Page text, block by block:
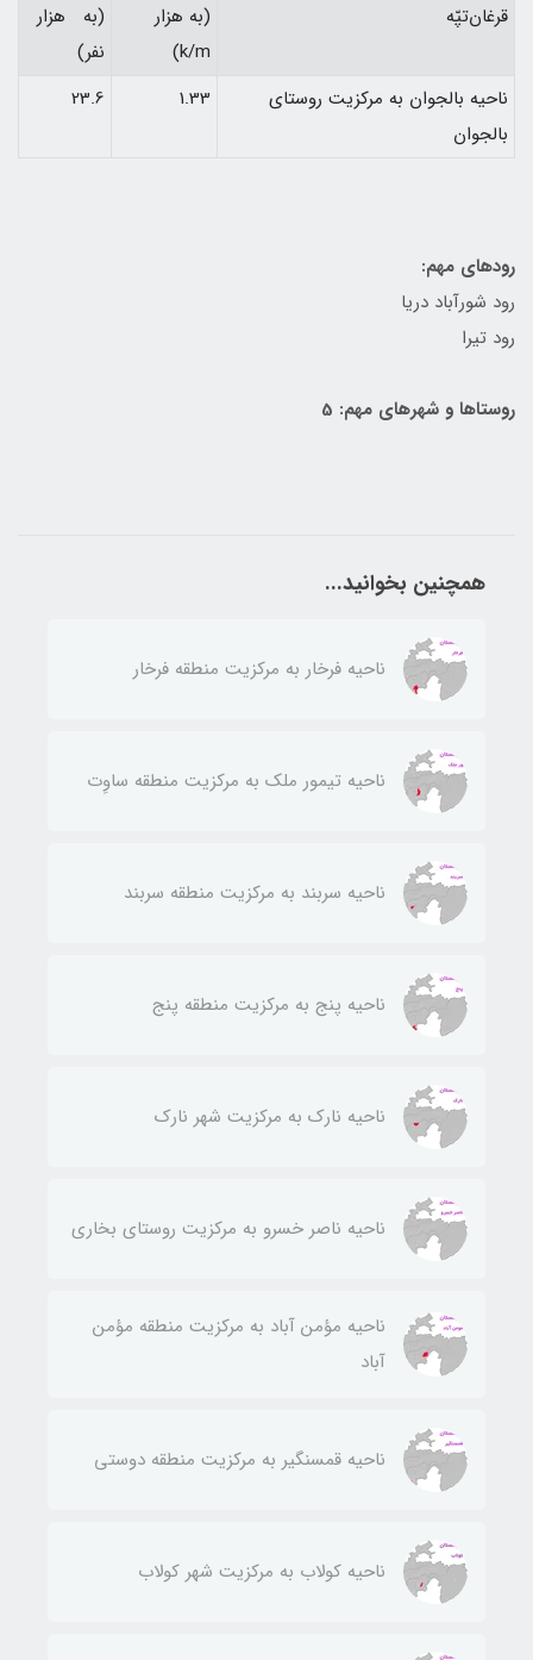
قرغان‌تپّه
(به هزار
k/m)
(به هزار
نفر)
ناحيه بالجوان به مركزيت روستای
بالجوان
1.33
23.6
رودهای مهم:
رود شورآباد دريا
رود تيرا
روستاها و شهرهای مهم: 5
همچنین بخوانید...
ناحيه فرخار به مركزيت منطقه فرخار
ناحيه تيمور ملك به مركزيت منطقه ساوِت
ناحيه سربند به مركزيت منطقه سربند
ناحيه پنج به مركزيت منطقه پنج
ناحيه نارك به مركزيت شهر نارك
ناحيه ناصر خسرو به مركزيت روستای بخاری
ناحيه مؤمن آباد به مركزيت منطقه مؤمن
آباد
ناحيه قمسنگير به مركزيت منطقه دوستی
ناحيه كولاب به مركزيت شهر كولاب